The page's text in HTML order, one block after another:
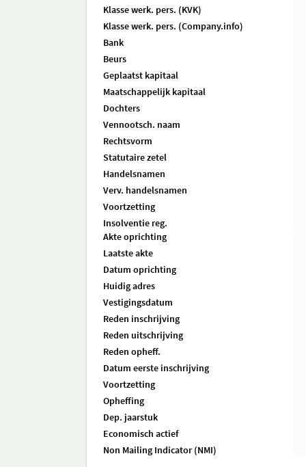
Klasse werk. pers. (KVK)
Klasse werk. pers. (Company.info)
Bank
Beurs
Geplaatst kapitaal
Maatschappelijk kapitaal
Dochters
Vennootsch. naam
Rechtsvorm
Statutaire zetel
Handelsnamen
Verv. handelsnamen
Voortzetting
Insolventie reg.
Akte oprichting
Laatste akte
Datum oprichting
Huidig adres
Vestigingsdatum
Reden inschrijving
Reden uitschrijving
Reden opheff.
Datum eerste inschrijving
Voortzetting
Opheffing
Dep. jaarstuk
Economisch actief
Non Mailing Indicator (NMI)